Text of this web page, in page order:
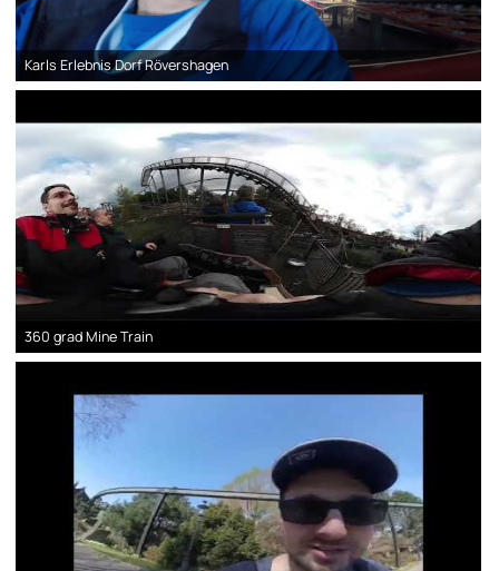
Karls Erlebnis Dorf Rövershagen
360 grad Mine Train